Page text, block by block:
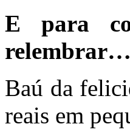
E para
relembrar…
Baú da
reais em